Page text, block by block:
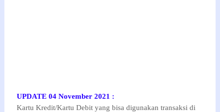
UPDATE 04 November 2021 :
Kartu Kredit/Kartu Debit yang bisa digunakan transaksi di